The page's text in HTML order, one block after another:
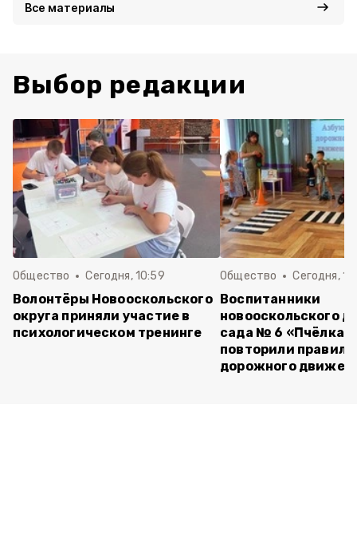
Все материалы
Выбор редакции
Общество Сегодня, 10:59
Волонтёры Новооскольского
округа приняли участие в
психологическом тренинге
Общество Сегодня,
Воспитанники
новооскольского
сада № 6 «Пчёлка»
повторили правила
дорожного